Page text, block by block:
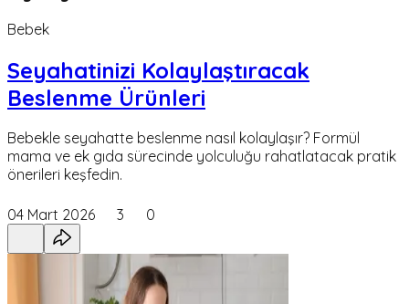
Bebek
Seyahatinizi Kolaylaştıracak
Beslenme Ürünleri
Bebekle seyahatte beslenme nasıl kolaylaşır? Formül
mama ve ek gıda sürecinde yolculuğu rahatlatacak pratik
önerileri keşfedin.
04 Mart 2026 3 0